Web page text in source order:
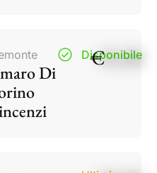
Di
Disponibile
€15,50